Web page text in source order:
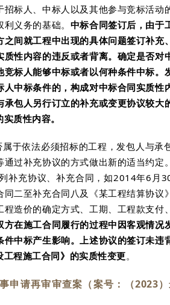
标人、中标人以及其他参与竞标活动
义务的基础。 中标合同签订后，由于
间就工程中出现的具体问题签订补充
性内容的违反或者背离。确定是否对
标人能够中标或者以何种条件中标。
中标条件的，构成对中标合同实质性
包人另行订立的补充或变更协议较大
质性内容。
于依法必须招标的工程，发包人与承
过补充协议的方式做出新的适当约定
补充协议、补充合同，如2014年6月
二至补充合同八及《某工程结算协议
造价的确定方式、工期、工程款支付
方在施工合同履行的过程中因客观情况
中标产生影响。上述协议的签订未违
程施工合同》的实质性变更。
申请再审审查案（案号：（2023